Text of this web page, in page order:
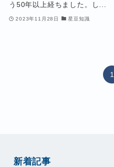
う50年以上経ちました。し...
2023年11月28日 星豆知識
1
新着記事